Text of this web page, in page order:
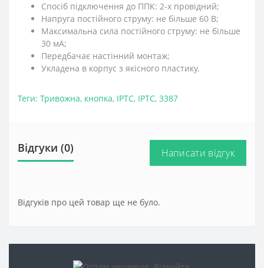
Спосіб підключення до ППК: 2-х провідний;
Напруга постійного струму: не більше 60 В;
Максимальна сила постійного струму: не більше
30 мА;
Передбачає настінний монтаж;
Укладена в корпус з якісного пластику.
Теги: Тривожна, кнопка, ІРТС, ІРТС, 3387
Відгуки (0) Написати відгук
Відгуків про цей товар ще не було.